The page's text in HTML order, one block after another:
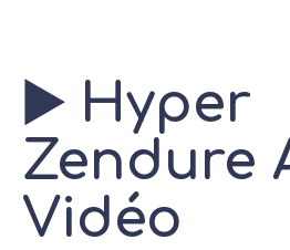
▶️ Hyper
Zendure
Vidéo